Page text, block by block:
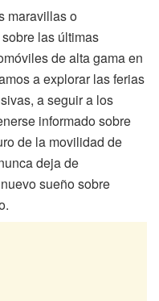
maravillas o
las últimas
de alta gama en
a explorar las ferias
a seguir a los
informado sobre
de la movilidad de
deja de
sueño sobre